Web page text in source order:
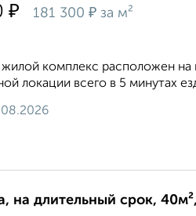
₽ 181 300 ₽ за м²
комплекс расположен
локации всего в 5 минутах
на длительный срок,